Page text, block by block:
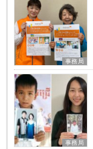
事務局
事務局